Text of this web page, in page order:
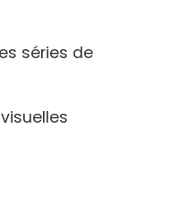
séries de